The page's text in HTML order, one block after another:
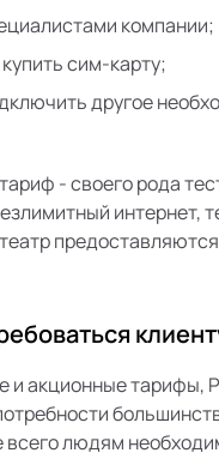
компании;
сим-карту;
другое
- своего рода
интернет,
и акционные тарифы,
всего людям